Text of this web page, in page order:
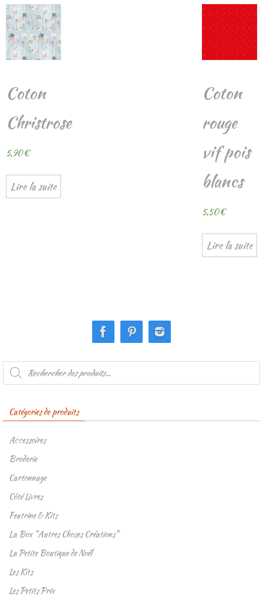
Coton
Christrose
5,90€
Lire la suite
Coton
rouge
vif pois
blancs
5,50€
Lire la suite
Recherche
produits
Catégories de produits
Accessoires
Broderie
Cartonnage
Côté Livres
Feutrine & Kits
La Box "Autres Choses Créations"
La Petite Boutique de Noël
Les Kits
Les Petits Prix